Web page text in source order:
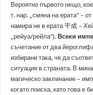
Вероятно първото нещо,
т. нар. „смяна на ерата“ –
намира не в ерата 平成 –
„рейуа/рейла“). Всеки
съчетание от два
избирани така, че да
ситуация в страната. В
магическо заклинание –
когато поиска, като това е